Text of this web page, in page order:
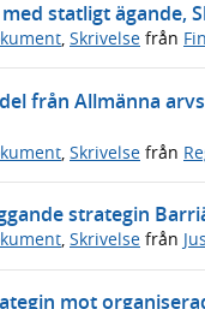
statligt ägande,
, Skrivelse från
från Allmänna
Skrivelse från
strategin
, Skrivelse från
mot